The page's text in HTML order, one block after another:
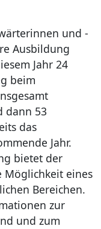
und -
Ausbildung
Jahr 24
beim
dann 53
das
Jahr.
bietet der
Möglichkeit eines
Bereichen.
zur
und zum